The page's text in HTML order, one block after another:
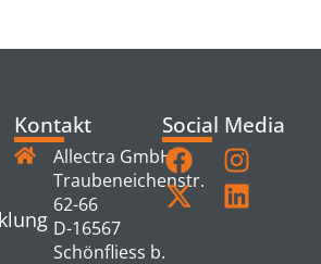
Kontakt
Allectra GmbH
Traubeneichenstr.
62-66
D-16567
Schönfliess b.
Social Media